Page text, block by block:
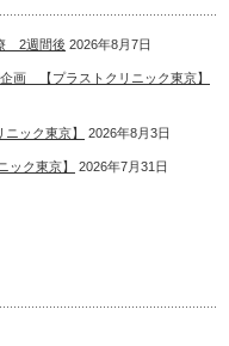
2週間後 2026年8月7日
画 【プラストクリニック東京】
ック東京】 2026年8月3日
ク東京】 2026年7月31日